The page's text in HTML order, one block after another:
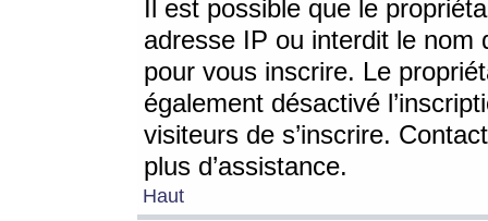
Il est possible que le
adresse IP ou interdit le nom
pour vous inscrire. Le
également désactivé
visiteurs de s’inscrire.
plus d’assistance.
Haut